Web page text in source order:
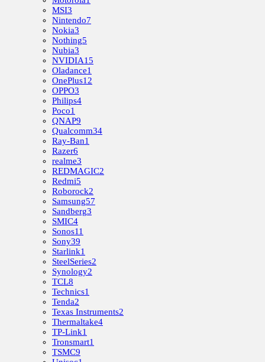
MSI3
Nintendo7
Nokia3
Nothing5
Nubia3
NVIDIA15
Oladance1
OnePlus12
OPPO3
Philips4
Poco1
QNAP9
Qualcomm34
Ray-Ban1
Razer6
realme3
REDMAGIC2
Redmi5
Roborock2
Samsung57
Sandberg3
SMIC4
Sonos11
Sony39
Starlink1
SteelSeries2
Synology2
TCL8
Technics1
Tenda2
Texas Instruments2
Thermaltake4
TP-Link1
Tronsmart1
TSMC9